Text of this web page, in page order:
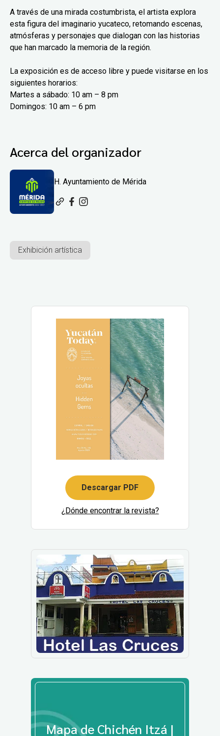
A través de una mirada costumbrista, el artista explora
esta figura del imaginario yucateco, retomando escenas,
atmósferas y personajes que dialogan con las historias
que han marcado la memoria de la región.
La exposición es de acceso libre y puede visitarse en los
siguientes horarios:
Martes a sábado: 10 am – 8 pm
Domingos: 10 am – 6 pm
Acerca del organizador
H. Ayuntamiento de Mérida
Exhibición artística
Descargar PDF
¿Dónde encontrar la revista?
Mapa de Chichén Itzá |